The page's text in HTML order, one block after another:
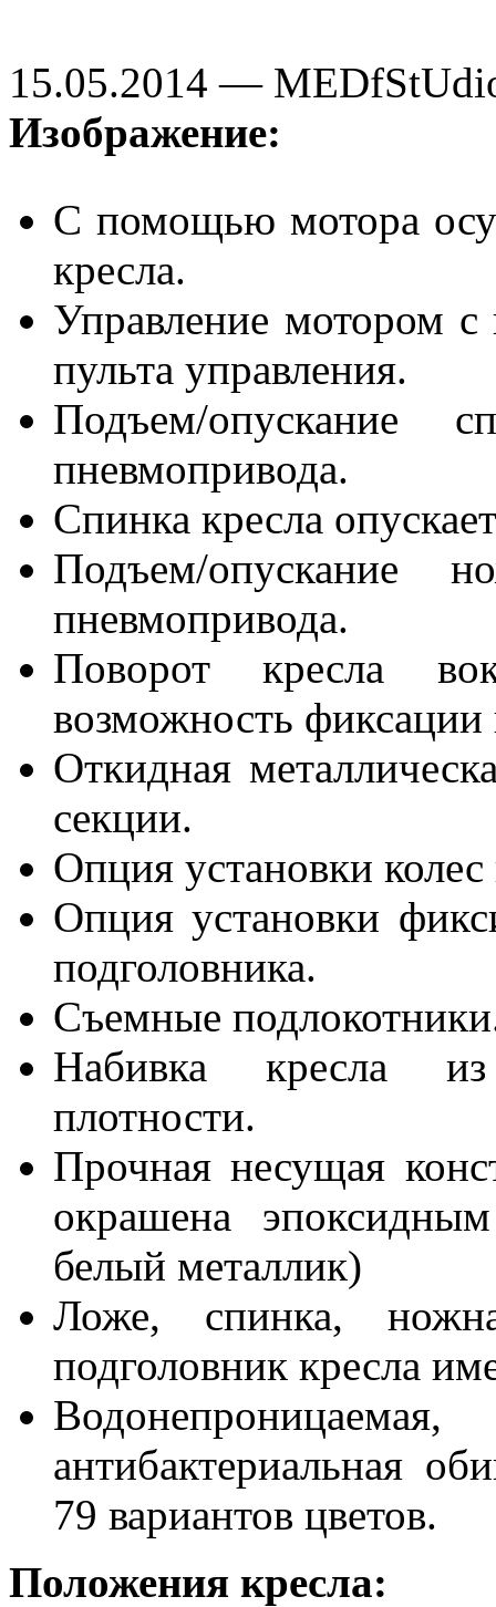
15.05.2014 —
Изображение:
С помощью мотора
кресла.
Управление мотором
пульта управления.
Подъем/опускание
пневмопривода.
Спинка кресла
Подъем/опускание
пневмопривода.
Поворот кресла
возможность
Откидная
секции.
Опция установки
Опция установки
подголовника.
Съемные
Набивка кресла из
плотности.
Прочная несущая
окрашена
белый металлик)
Ложе, спинка,
подголовник кресла
антибактериальная
79 вариантов цветов.
Положения кресла: